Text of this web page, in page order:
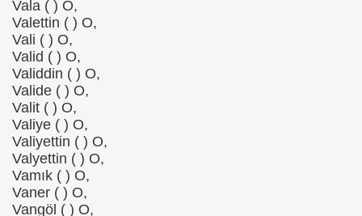
Vala ( ) O,
Valettin ( ) O,
Vali ( ) O,
Valid ( ) O,
Validdin ( ) O,
Valide ( ) O,
Valit ( ) O,
Valiye ( ) O,
Valiyettin ( ) O,
Valyettin ( ) O,
Vamık ( ) O,
Vaner ( ) O,
Vangöl ( ) O,